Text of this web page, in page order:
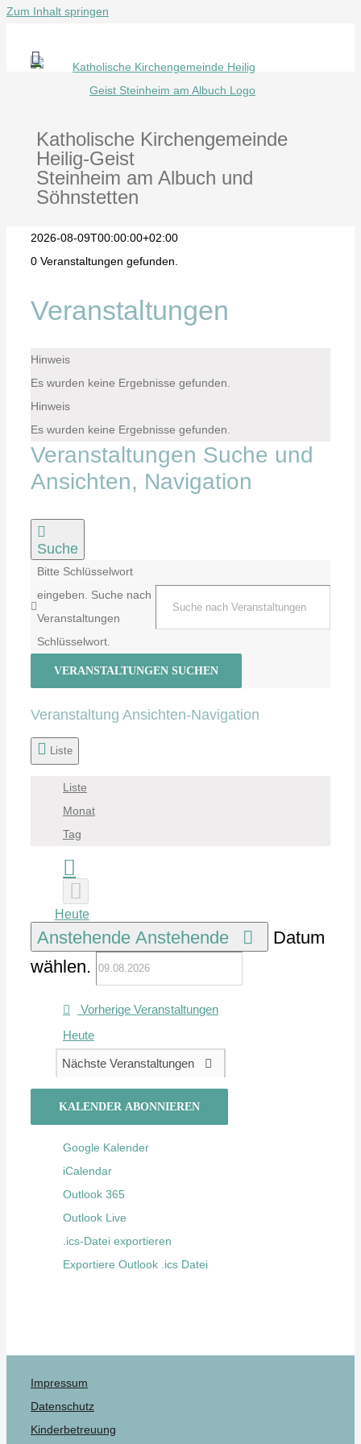
Zum Inhalt springen
Katholische Kirchengemeinde
Heilig-Geist
Steinheim am Albuch und
Söhnstetten
2026-08-09T00:00:00+02:00
0 Veranstaltungen gefunden.
Veranstaltungen
Hinweis
Es wurden keine Ergebnisse gefunden.
Hinweis
Es wurden keine Ergebnisse gefunden.
Veranstaltungen Suche und
Ansichten, Navigation
Suche
Bitte Schlüsselwort
eingeben. Suche nach
Veranstaltungen
Schlüsselwort.
VERANSTALTUNGEN SUCHEN
Veranstaltung Ansichten-Navigation
Liste
Liste
Monat
Tag
Heute
Anstehende Anstehende
Datum
wählen.
VorherigeVeranstaltungen
Heute
Nächste Veranstaltungen
KALENDER ABONNIEREN
Google Kalender
iCalendar
Outlook 365
Outlook Live
.ics-Datei exportieren
Exportiere Outlook .ics Datei
Impressum
Datenschutz
Kinderbetreuung